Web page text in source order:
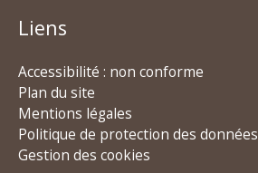
Liens
Accessibilité : non conforme
Plan du site
Mentions légales
Politique de protection des données
Gestion des cookies